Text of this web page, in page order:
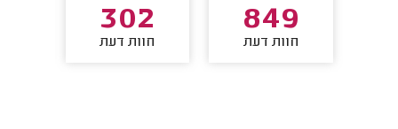
849
חוות דעת
302
חוות דעת